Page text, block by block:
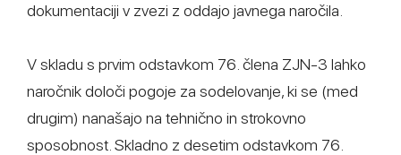
dokumentaciji v zvezi z oddajo javnega naročila.
V skladu s prvim odstavkom 76. člena ZJN-3 lahko
naročnik določi pogoje za sodelovanje, ki se (med
drugim) nanašajo na tehnično in strokovno
sposobnost. Skladno z desetim odstavkom 76.